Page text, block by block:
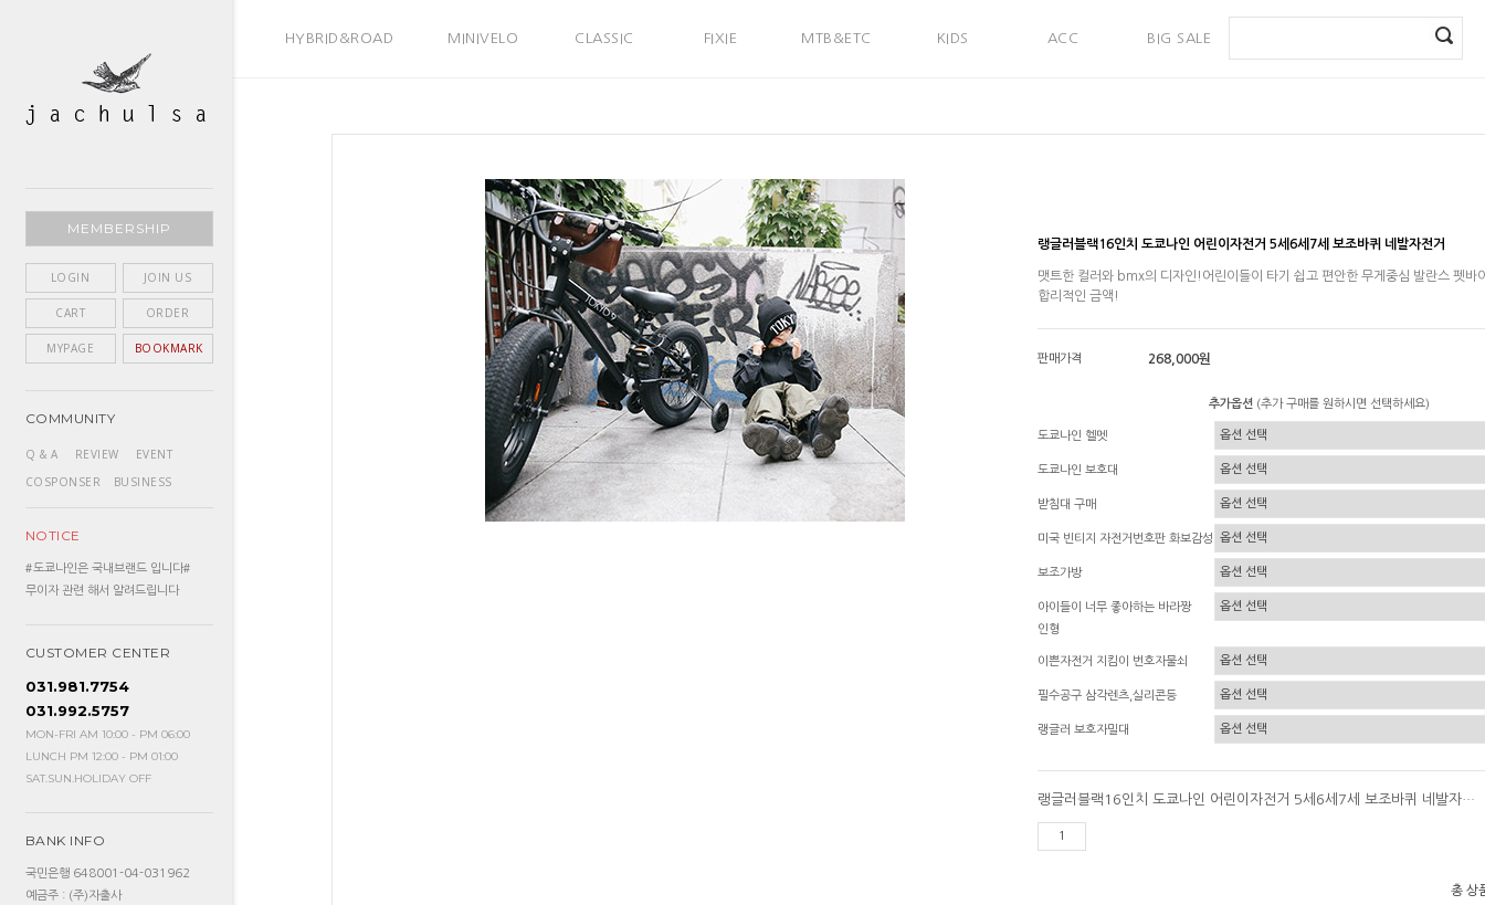
HYBRID&ROAD MINIVELO CLASSIC FIXIE MTB&ETC KIDS ACC BIG SALE
MEMBERSHIP
LOGIN JOIN US
CART ORDER
MYPAGE BOOKMARK
COMMUNITY
Q & A REVIEW
EVENT
COSPONSER
BUSINESS
NOTICE
#도쿄나인은 국내브랜드 입니다#
무이자 관련 해서 알려드립니다
CUSTOMER CENTER
031.981.7754
031.992.5757
MON-FRI AM 10:00 - PM 06:00
LUNCH PM 12:00 - PM 01:00
SAT.SUN.HOLIDAY OFF
BANK INFO
국민은행 648001-04-031962
예금주 : (주)자출사
랭글러블랙16인치 도쿄나인 어린이자전거 5세6세7세 보조바퀴 네발자전거
맷트한 컬러와 bmx의 디자인!어린이들이 타기 쉽고 편안한 무게중심 발란스 펫바
합리적인 금액!
판매가격 268,000원
추가옵션 (추가 구매를 원하시면 선택하세요)
도쿄나인 헬멧
도쿄나인 보호대
받침대 구매
미국 빈티지 자전거번호판 화보감성
보조가방
아이들이 너무 좋아하는 바라짱
인형
이쁜자전거 지킴이 번호자물쇠
필수공구 삼각렌츠,실리콘등
랭글러 보호자밀대
랭글러블랙16인치 도쿄나인 어린이자전거 5세6세7세 보조바퀴 네발자전거
총 상